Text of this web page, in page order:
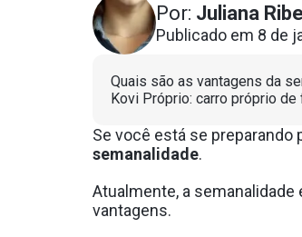
Por: Juliana
Publicado em 8 de
Quais são as vantagens da
Kovi Próprio: carro próprio
Se você está se preparando
semanalidade.
Atualmente, a
vantagens.